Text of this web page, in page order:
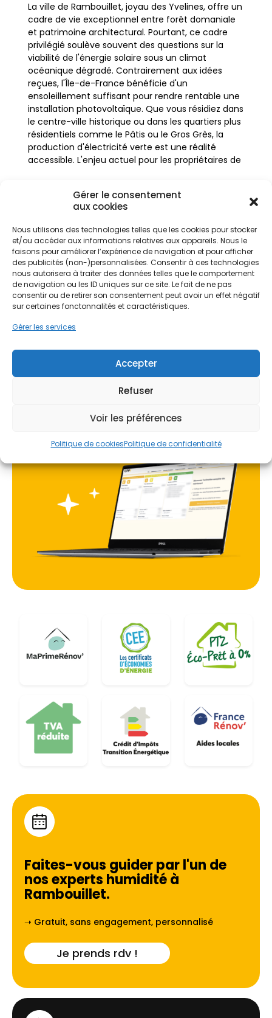
Gérer le consentement
aux cookies
Nous utilisons des technologies telles que les cookies pour stocker
et/ou accéder aux informations relatives aux appareils. Nous le
faisons pour améliorer l’expérience de navigation et pour afficher
des publicités (non-)personnalisées. Consentir à ces technologies
nous autorisera à traiter des données telles que le comportement
de navigation ou les ID uniques sur ce site. Le fait de ne pas
consentir ou de retirer son consentement peut avoir un effet négatif
sur certaines fonctonnalités et caractéristiques.
Gérer les services
Accepter
Refuser
Voir les préférences
Politique de cookiesPolitique de confidentialité
La ville de Rambouillet, joyau des Yvelines, offre un
cadre de vie exceptionnel entre forêt domaniale
et patrimoine architectural. Pourtant, ce cadre
privilégié soulève souvent des questions sur la
viabilité de l'énergie solaire sous un climat
océanique dégradé. Contrairement aux idées
reçues, l'Île-de-France bénéficie d'un
ensoleillement suffisant pour rendre rentable une
installation photovoltaïque. Que vous résidiez dans
le centre-ville historique ou dans les quartiers plus
résidentiels comme le Pâtis ou le Gros Grès, la
production d'électricité verte est une réalité
accessible. L'enjeu actuel pour les propriétaires de
la facture énergétique.
L'installation de panneaux solaires à Rambouillet
répond à une double exigence : écologique et
économique. Avec la hausse constante des tarifs
de l'électricité, l'autonomie énergétique devient
une priorité pour de nombreux foyers. La
configuration géographique de la région, avec ses
vastes espaces ouverts vers Orsonville ou
Gazeran, permet souvent des orientations de
l'ombrage peut être un facteur à considérer, des
solutions techniques permettent d'optimiser le
rendement. PPF accompagne les habitants de la
région pour évaluer le potentiel exact de chaque
ou d'une construction plus récente.
mutualisation des bonnes pratiques énergétiques.
Les villes limitrophes comme Saint-Arnoult-en-
Yvelines ou Sonchamp voient également une
augmentation des demandes de projets solaires.
C'est un mouvement de fond qui touche
l'ensemble du département. Investir dans le
solaire à Rambouillet, c'est participer activement
à la transition énergétique du territoire tout en
photovoltaïque permet de faire concrètement.
Ne passez pas à côté de vos
aides !
Faites vite, les budgets
MaPrimeRénov' sont annuels et
par ordre d'arrivée.
Contactez-nous maintenant
pour maximiser vos aides !
Je prends rdv !
Faites-vous guider par l'un de
nos experts humidité à
Rambouillet.
➝ Gratuit, sans engagement, personnalisé
Je prends rdv !